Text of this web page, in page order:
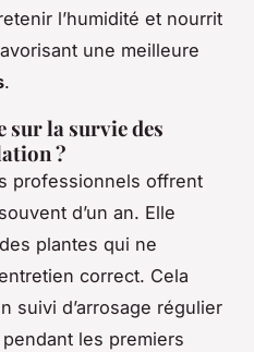
l’humidité et nourrit
une meilleure
.
la survie des
?
professionnels offrent
d’un an. Elle
plantes qui ne
correct. Cela
suivi d’arrosage régulier
les premiers